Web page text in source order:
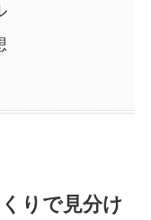
りで見分け